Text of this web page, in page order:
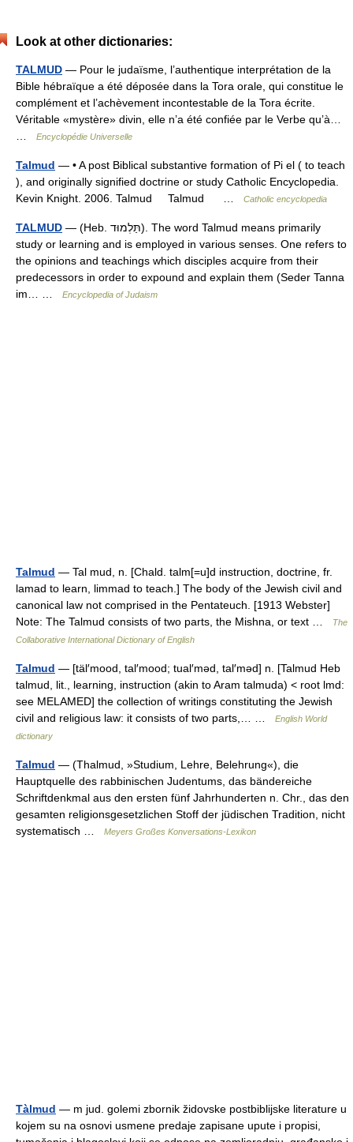
Look at other dictionaries:
TALMUD — Pour le judaïsme, l’authentique interprétation de la
Bible hébraïque a été déposée dans la Tora orale, qui constitue le
complément et l’achèvement incontestable de la Tora écrite.
Véritable «mystère» divin, elle n’a été confiée par le Verbe qu’à…
Encyclopédie Universelle
Talmud — • A post Biblical substantive formation of Pi el ( to teach
), and originally signified doctrine or study Catholic Encyclopedia.
Kevin Knight. 2006. Talmud Talmud …
Catholic encyclopedia
TALMUD — (Heb. תַּלְמוּד). The word Talmud means primarily
study or learning and is employed in various senses. One refers to
the opinions and teachings which disciples acquire from their
predecessors in order to expound and explain them (Seder Tanna
im… …
Encyclopedia of Judaism
Talmud — Tal mud, n. [Chald. talm[=u]d instruction, doctrine, fr.
lamad to learn, limmad to teach.] The body of the Jewish civil and
canonical law not comprised in the Pentateuch. [1913 Webster]
Note: The Talmud consists of two parts, the Mishna, or text …
The
Collaborative International Dictionary of English
Talmud — [täl′mood, tal′mood; tual′məd, tal′məd] n. [Talmud Heb
talmud, lit., learning, instruction (akin to Aram talmuda) < root lmd:
see MELAMED] the collection of writings constituting the Jewish
civil and religious law: it consists of two parts,… …
English World
dictionary
Talmud — (Thalmud, »Studium, Lehre, Belehrung«), die
Hauptquelle des rabbinischen Judentums, das bändereiche
Schriftdenkmal aus den ersten fünf Jahrhunderten n. Chr., das den
gesamten religionsgesetzlichen Stoff der jüdischen Tradition, nicht
systematisch …
Meyers Großes Konversations-Lexikon
Tàlmud — m jud. golemi zbornik židovske postbiblijske literature u
kojem su na osnovi usmene predaje zapisane upute i propisi,